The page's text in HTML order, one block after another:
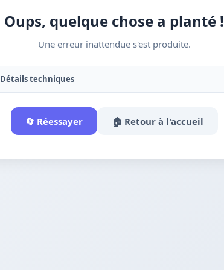
Oups, quelque chose a planté !
Une erreur inattendue s'est produite.
Détails techniques
🔄 Réessayer 🏠 Retour à l'accueil